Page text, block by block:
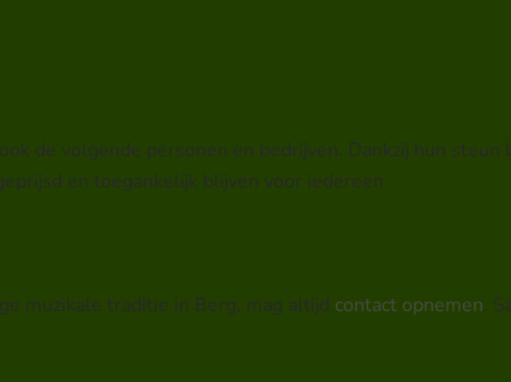
de volgende personen en bedrijven. Dankzij hun
en toegankelijk blijven voor iedereen.
muzikale traditie in Berg, mag altijd contact opnemen.